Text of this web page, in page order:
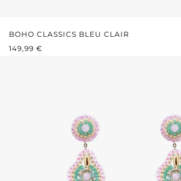
BOHO CLASSICS BLEU CLAIR
PRIX RÉGULIER :
149,99 €